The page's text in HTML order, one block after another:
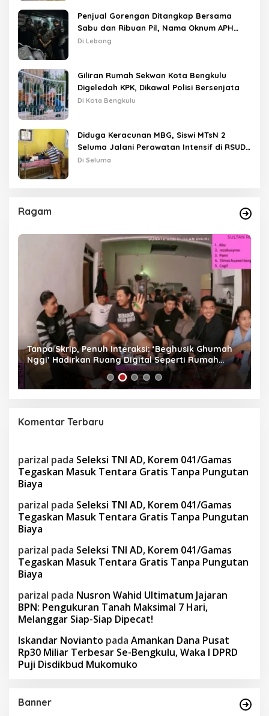
Penjual Gorengan Ditangkap Bersama
Sabu dan Ribuan Pil, Nama Oknum APH
Disebut Saat Interogasi
Di Lebong
Giliran Rumah Sekwan Kota Bengkulu
Digeledah KPK, Dikawal Polisi Bersenjata
Di Kota Bengkulu
Diduga Keracunan MBG, Siswi MTsN 2
Seluma Jalani Perawatan Intensif di RSUD
Tais
Di Seluma
Ragam
Tanpa Skrip, Penuh Interaksi: ‘Beghusik Ghumah
Nggi’ Hadirkan Ruang Digital Seperti Rumah
Sendiri
Komentar Terbaru
parizal pada Seleksi TNI AD, Korem 041/Gamas
Tegaskan Masuk Tentara Gratis Tanpa Pungutan
Biaya
parizal pada Seleksi TNI AD, Korem 041/Gamas
Tegaskan Masuk Tentara Gratis Tanpa Pungutan
Biaya
parizal pada Seleksi TNI AD, Korem 041/Gamas
Tegaskan Masuk Tentara Gratis Tanpa Pungutan
Biaya
parizal pada Nusron Wahid Ultimatum Jajaran
BPN: Pengukuran Tanah Maksimal 7 Hari,
Melanggar Siap-Siap Dipecat!
Iskandar Novianto pada Amankan Dana Pusat
Rp30 Miliar Terbesar Se-Bengkulu, Waka I DPRD
Puji Disdikbud Mukomuko
Banner